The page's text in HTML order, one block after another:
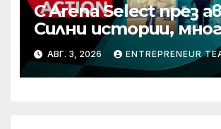
С Arena Select през
Силни истории,
и срещи с необикновени
герои
АВГ. 3, 2026 ENTREPRENEUR